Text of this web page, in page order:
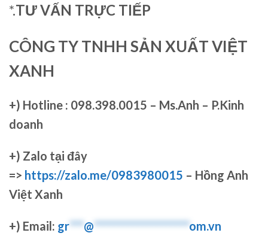
*.TƯ VẤN TRỰC TIẾP
CÔNG TY TNHH SẢN XUẤT VIỆT
XANH
+) Hotline : 098.398.0015 – Ms.Anh – P.Kinh
doanh
+) Zalo tại đây
=> https://zalo.me/0983980015 – Hồng Anh
Việt Xanh
+) Email: gr***@********************om.vn